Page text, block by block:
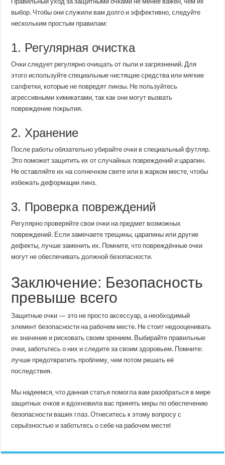
выбор. Чтобы они служили вам долго и эффективно, следуйте
нескольким простым правилам:
1. Регулярная очистка
Очки следует регулярно очищать от пыли и загрязнений. Для
этого используйте специальные чистящие средства или мягкие
салфетки, которые не повредят линзы. Не пользуйтесь
агрессивными химикатами, так как они могут вызвать
повреждение покрытия.
2. Хранение
После работы обязательно убирайте очки в специальный футляр.
Это поможет защитить их от случайных повреждений и царапин.
Не оставляйте их на солнечном свете или в жарком месте, чтобы
избежать деформации линз.
3. Проверка повреждений
Регулярно проверяйте свои очки на предмет возможных
повреждений. Если замечаете трещины, царапины или другие
дефекты, лучше заменить их. Помните, что повреждённые очки
могут не обеспечивать должной безопасности.
Заключение: Безопасность
превыше всего
Защитные очки — это не просто аксессуар, а необходимый
элемент безопасности на рабочем месте. Не стоит недооценивать
их значение и рисковать своим зрением. Выбирайте правильные
очки, заботьтесь о них и следите за своим здоровьем. Помните:
лучше предотвратить проблему, чем потом решать её
последствия.
Мы надеемся, что данная статья помогла вам разобраться в мире
защитных очков и вдохновила вас принять меры по обеспечению
безопасности ваших глаз. Отнеситесь к этому вопросу с
серьёзностью и заботьтесь о себе на рабочем месте!